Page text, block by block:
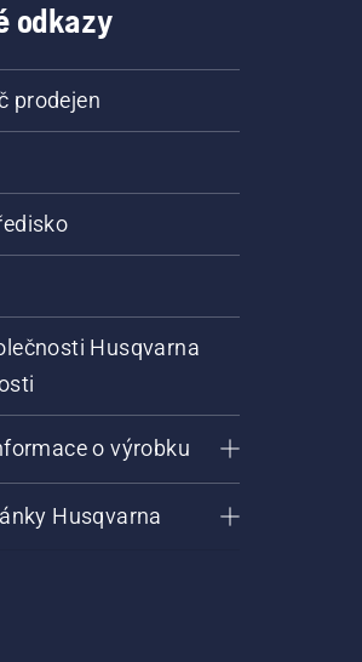
odkazy
prodejen
Husqvarna
o výrobku
Husqvarna